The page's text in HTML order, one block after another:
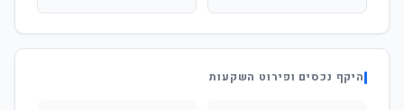
היקף נכסים ופירוט השקעות